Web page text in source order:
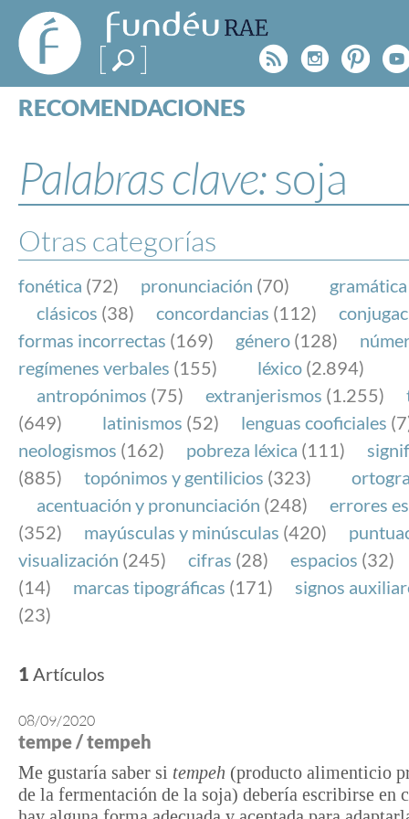
FundéuRAE
- Fundación
del Español
Urgente
Rss
RECOMENDACIONES
ESPECIALES
BLOG
NOTICIAS
SOBRE LA FUNDÉURAE
FundéuRAE es una fundación patrocinada por la
y la Real Academia Española, cuyo objetivo es
el buen uso del español en los medios de
Internet.
Palabras clave:soja
Otras categorías
fonética (72) pronunciación (70) gramática
clásicos (38) concordancias (112)
formas incorrectas (169) género (128)
regímenes verbales (155) léxico (2.894)
antropónimos (75) extranjerismos (1.255)
(649)
latinismos (52) lenguas cooficiales
neologismos (162) pobreza léxica (111)
(885)
topónimos y gentilicios (323)
acentuación y pronunciación (248)
errores
(352)
mayúsculas y minúsculas (420)
visualización (245) cifras (28) espacios (32)
(14)
marcas tipográficas (171)
signos
(23)
1 Artículos
08/09/2020
tempe / tempeh
Me gustaría saber si tempeh (producto alimenticio
de la fermentación de la soja) debería escribirse en